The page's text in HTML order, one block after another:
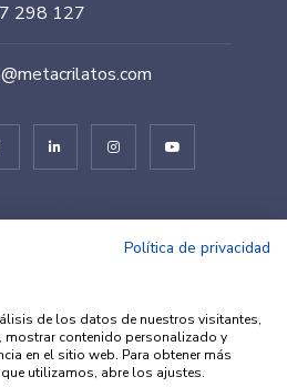
298 127
Política de privacidad
de los datos de nuestros visitantes,
mostrar contenido personalizado y
en el sitio web. Para obtener más
utilizamos, abre los ajustes.